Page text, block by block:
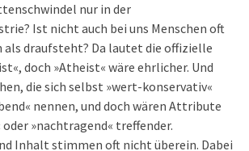
nur in der
Ist nicht auch bei uns Menschen oft
als draufsteht? Da lautet die offizielle
doch »Atheist« wäre ehrlicher. Und
die sich selbst »wert-konservativ«
nennen, und doch wären Attribute
oder »nachtragend« treffender.
Inhalt stimmen oft nicht überein. Dabei